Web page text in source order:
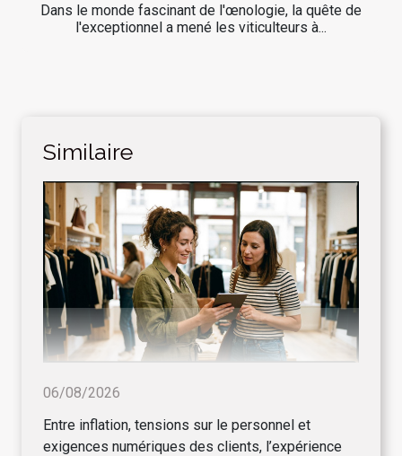
Dans le monde fascinant de l'œnologie, la quête de
l'exceptionnel a mené les viticulteurs à...
Similaire
06/08/2026
Entre inflation, tensions sur le personnel et
exigences numériques des clients, l’expérience